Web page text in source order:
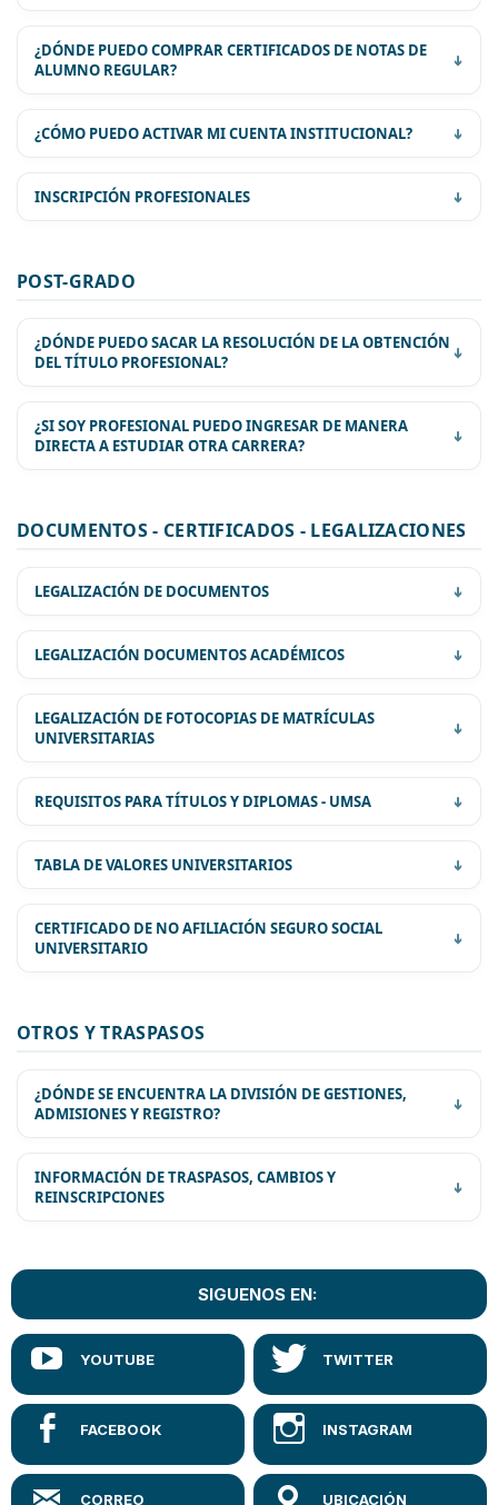
CRONOGRAMA DE MATRICULACIÓN
GUÍA PARA LA MATRICULACIÓN DE ESTUDIANTES
¿DÓNDE PUEDO COMPRAR CERTIFICADOS DE NOTAS DE
ALUMNO REGULAR?
¿CÓMO PUEDO ACTIVAR MI CUENTA INSTITUCIONAL?
INSCRIPCIÓN PROFESIONALES
POST-GRADO
¿DÓNDE PUEDO SACAR LA RESOLUCIÓN DE LA OBTENCIÓN
DEL TÍTULO PROFESIONAL?
¿SI SOY PROFESIONAL PUEDO INGRESAR DE MANERA
DIRECTA A ESTUDIAR OTRA CARRERA?
REQUISITOS:
FORM. INSCRIPCIÓN DE ADMISIONES
ESPECIALES
100.-
VALOR DE MATRÍCULA UNIVERSITARIA
245.-
VALOR DE MATRÍCULA UNIVERSITARIA
(Maestros Normalistas)
Bs.
MULTA PARA REZAGADOS
DOCUMENTOS - CERTIFICADOS - LEGALIZACIONES
LEGALIZACIÓN DE DOCUMENTOS
LEGALIZACIÓN DOCUMENTOS ACADÉMICOS
COSTO DEL FORMULARIO DE
LEGALIZACION
80.-
COSTO DE CADA HOJA DE PROGRAMA
COSTO DE CERTIFICADO DE
CALIFICACIONES
LEGALIZACIÓN DE FOTOCOPIAS DE MATRÍCULAS
UNIVERSITARIAS
REQUISITOS PARA TÍTULOS Y DIPLOMAS - UMSA
TABLA DE VALORES UNIVERSITARIOS
CERTIFICADO DE NO AFILIACIÓN SEGURO SOCIAL
UNIVERSITARIO
OTROS Y TRASPASOS
¿DÓNDE SE ENCUENTRA LA DIVISIÓN DE GESTIONES,
ADMISIONES Y REGISTRO?
INFORMACIÓN DE TRASPASOS, CAMBIOS Y
REINSCRIPCIONES
SIGUENOS EN: